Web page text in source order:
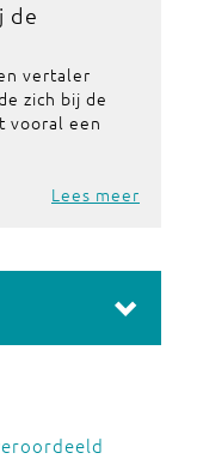
de
vertaler
zich bij de
vooral een
Lees meer